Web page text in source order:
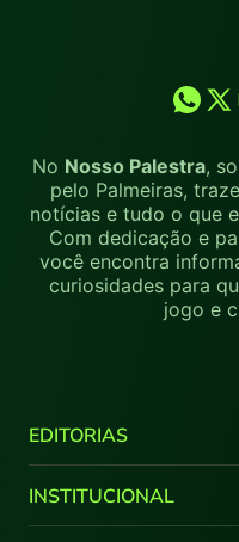
No Nosso Palestra,
pelo Palmeiras,
notícias e tudo o que
Com dedicação e
você encontra
curiosidades para
jogo e
EDITORIAS
Últimas Notícias
Brasileirão
INSTITUCIONAL